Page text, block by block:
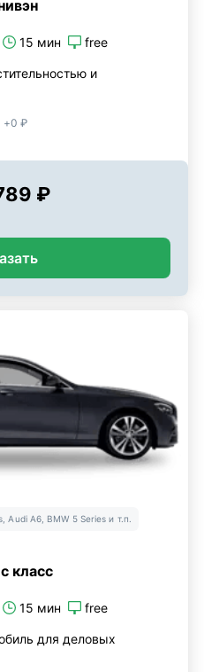
15 мин free
и
+0 ₽
₽
Audi A6, BMW 5 Series и т.п.
класс
15 мин free
для деловых